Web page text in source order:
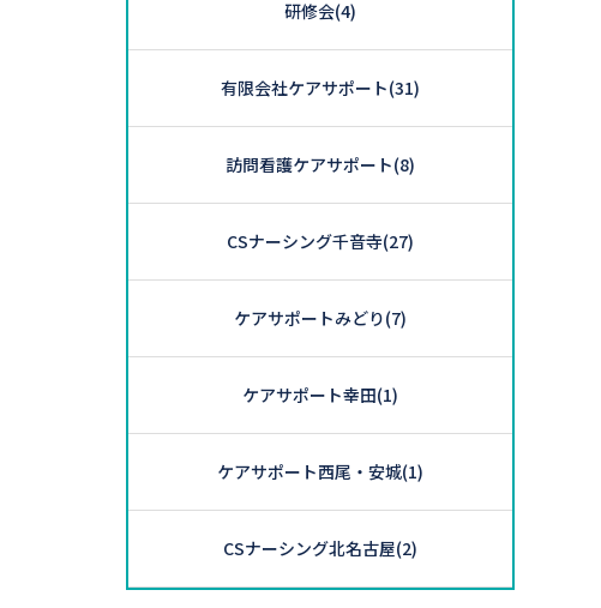
研修会(4)
有限会社ケアサポート(31)
訪問看護ケアサポート(8)
CSナーシング千音寺(27)
ケアサポートみどり(7)
ケアサポート幸田(1)
ケアサポート西尾・安城(1)
CSナーシング北名古屋(2)